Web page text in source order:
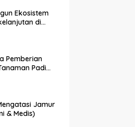
Ekonomi Sumber Daya Lahan:
Ekosistem
di
Pemberian
Padi
Jamur
& Medis)